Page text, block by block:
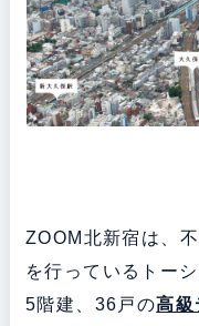
ZOOM北新宿は、
を行っているトー
5階建、36戸の高級